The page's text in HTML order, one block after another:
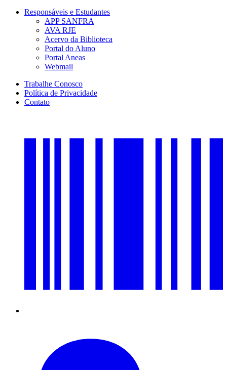
Responsáveis e Estudantes
APP SANFRA
AVA RJE
Acervo da Biblioteca
Portal do Aluno
Portal Aneas
Webmail
Trabalhe Conosco
Política de Privacidade
Contato